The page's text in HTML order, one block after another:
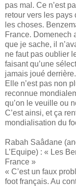
pas mal. Ce n’est
retour vers les pays
les choses.
France. Domenech
que je sache, il
ne faut pas oublier
faisant qu’une
jamais joué
Elle n’est pas non
reconnue
qu’on le veuille ou
C’est ainsi, et ça
mondialisation du
Rabah Saâdane
L’Equipe) : « Les
France »
« C’est un faux
foot français. Au